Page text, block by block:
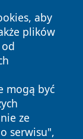
aby
plików
mogą być
ze
serwisu",
Polityka
Cookies